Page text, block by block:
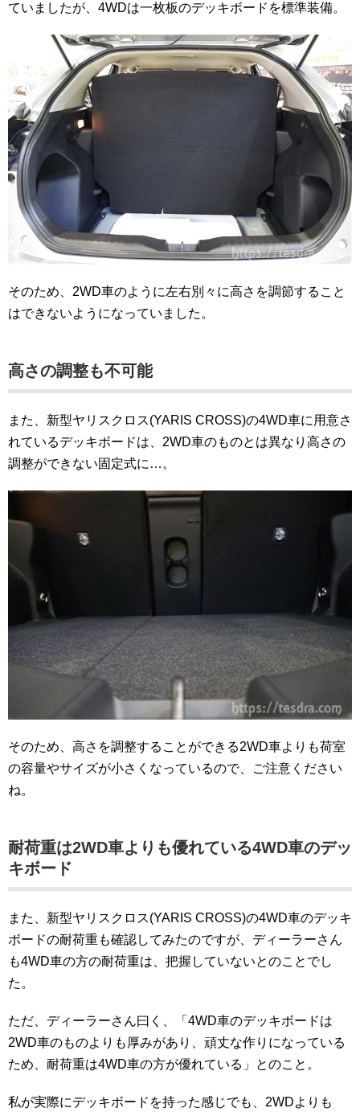
ていましたが、4WDは一枚板のデッキボードを標準装備。
そのため、2WD車のように左右別々に高さを調節すること
はできないようになっていました。
高さの調整も不可能
また、新型ヤリスクロス(YARIS CROSS)の4WD車に用意さ
れているデッキボードは、2WD車のものとは異なり高さの
調整ができない固定式に…。
そのため、高さを調整することができる2WD車よりも荷室
の容量やサイズが小さくなっているので、ご注意ください
ね。
耐荷重は2WD車よりも優れている4WD車のデッ
キボード
また、新型ヤリスクロス(YARIS CROSS)の4WD車のデッキ
ボードの耐荷重も確認してみたのですが、ディーラーさん
も4WD車の方の耐荷重は、把握していないとのことでし
た。
ただ、ディーラーさん曰く、「4WD車のデッキボードは
2WD車のものよりも厚みがあり、頑丈な作りになっている
ため、耐荷重は4WD車の方が優れている」とのこと。
私が実際にデッキボードを持った感じでも、2WDよりも